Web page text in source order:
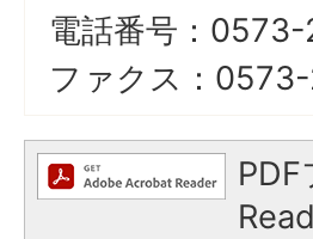
電話番号：
ファクス：